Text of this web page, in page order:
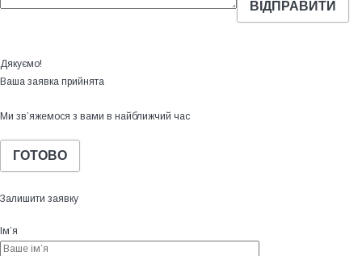
Дякуємо!
Ваша заявка прийнята
Ми зв’яжемося з вами в найближчий час
ГОТОВО
Залишити заявку
Ім’я